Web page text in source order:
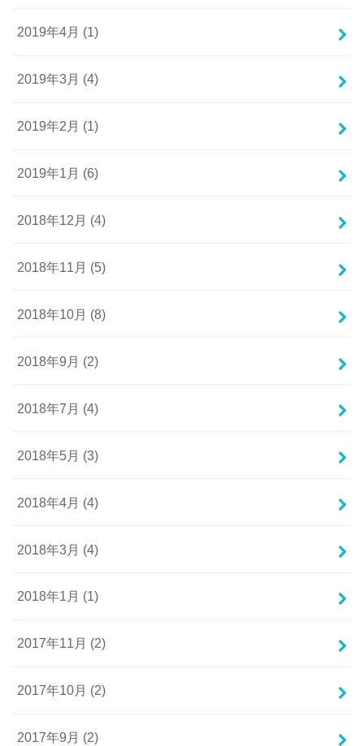
2019年4月 (1)
2019年3月 (4)
2019年2月 (1)
2019年1月 (6)
2018年12月 (4)
2018年11月 (5)
2018年10月 (8)
2018年9月 (2)
2018年7月 (4)
2018年5月 (3)
2018年4月 (4)
2018年3月 (4)
2018年1月 (1)
2017年11月 (2)
2017年10月 (2)
2017年9月 (2)